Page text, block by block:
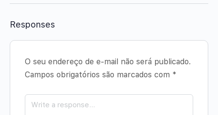
Responses
O seu endereço de e-mail não será publicado.
Campos obrigatórios são marcados com *